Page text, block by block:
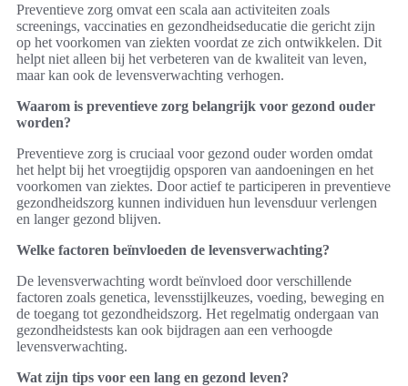
Preventieve zorg omvat een scala aan activiteiten zoals
screenings, vaccinaties en gezondheidseducatie die gericht zijn
op het voorkomen van ziekten voordat ze zich ontwikkelen. Dit
helpt niet alleen bij het verbeteren van de kwaliteit van leven,
maar kan ook de levensverwachting verhogen.
Waarom is preventieve zorg belangrijk voor gezond ouder
worden?
Preventieve zorg is cruciaal voor gezond ouder worden omdat
het helpt bij het vroegtijdig opsporen van aandoeningen en het
voorkomen van ziektes. Door actief te participeren in preventieve
gezondheidszorg kunnen individuen hun levensduur verlengen
en langer gezond blijven.
Welke factoren beïnvloeden de levensverwachting?
De levensverwachting wordt beïnvloed door verschillende
factoren zoals genetica, levensstijlkeuzes, voeding, beweging en
de toegang tot gezondheidszorg. Het regelmatig ondergaan van
gezondheidstests kan ook bijdragen aan een verhoogde
levensverwachting.
Wat zijn tips voor een lang en gezond leven?